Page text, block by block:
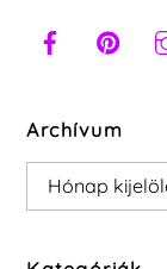
Archívum
Archívum